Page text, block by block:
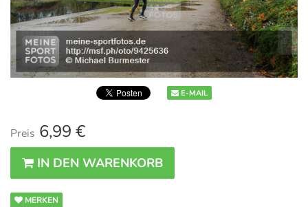
E-MAIL
Preis 6,99 €
IN DEN WARENKORB
MERKEN